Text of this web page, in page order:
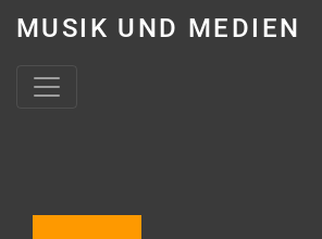
MUSIK UND MEDIEN